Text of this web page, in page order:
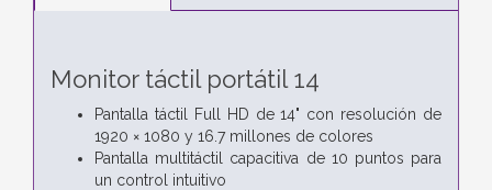
Monitor táctil portátil 14
Pantalla táctil Full HD de 14" con resolución de
1920 × 1080 y 16.7 millones de colores
Pantalla multitáctil capacitiva de 10 puntos para
un control intuitivo